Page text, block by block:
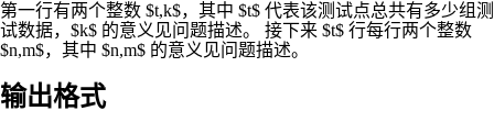
第一行有两个整数 $t,k$，其中 $t$ 代表该测试点总共有多少组测
试数据，$k$ 的意义见问题描述。 接下来 $t$ 行每行两个整数
$n,m$，其中 $n,m$ 的意义见问题描述。
输出格式